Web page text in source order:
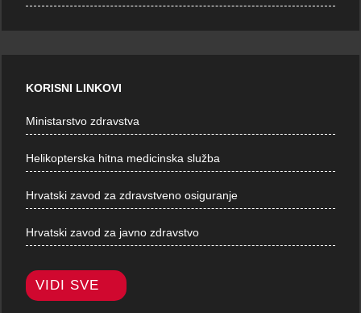
KORISNI LINKOVI
Ministarstvo zdravstva
Helikopterska hitna medicinska služba
Hrvatski zavod za zdravstveno osiguranje
Hrvatski zavod za javno zdravstvo
VIDI SVE